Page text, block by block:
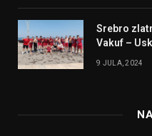
Srebro
Vakuf –
9 JULA, 2024